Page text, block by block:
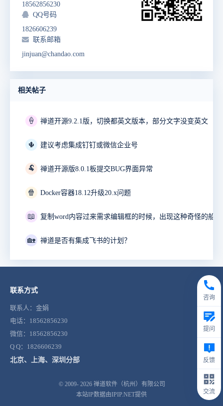
18562856230
QQ号码
1826606239
联系邮箱
jinjuan@chandao.com
相关帖子
🍦 禅道开源9.2.1版，切换都英文版本，部分文字没变英文
🌵 建议考虑集成钉钉或微信企业号
🐏 禅道开源版8.0.1板提交BUG界面异常
🍿 Docker容器18.12升级20.x问题
📖
🏡 禅道是否有集成飞书的计划？
联系方式
联系人：金娟
电话：18562856230
微信：18562856230
Q Q：1826606239
北京、上海、深圳分部
© 2009- 2026 禅道软件（杭州）有限公司
本站IP数据由IPIP.NET提供
咨询
提问
反馈
交流